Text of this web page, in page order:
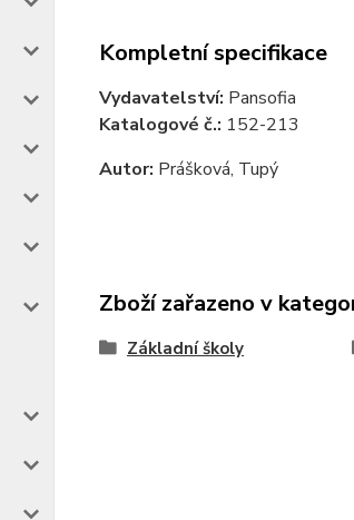
Kompletní specifikace
Vydavatelství: Pansofia
Katalogové č.: 152-213
Autor: Prášková, Tupý
Zboží zařazeno v
Základní školy